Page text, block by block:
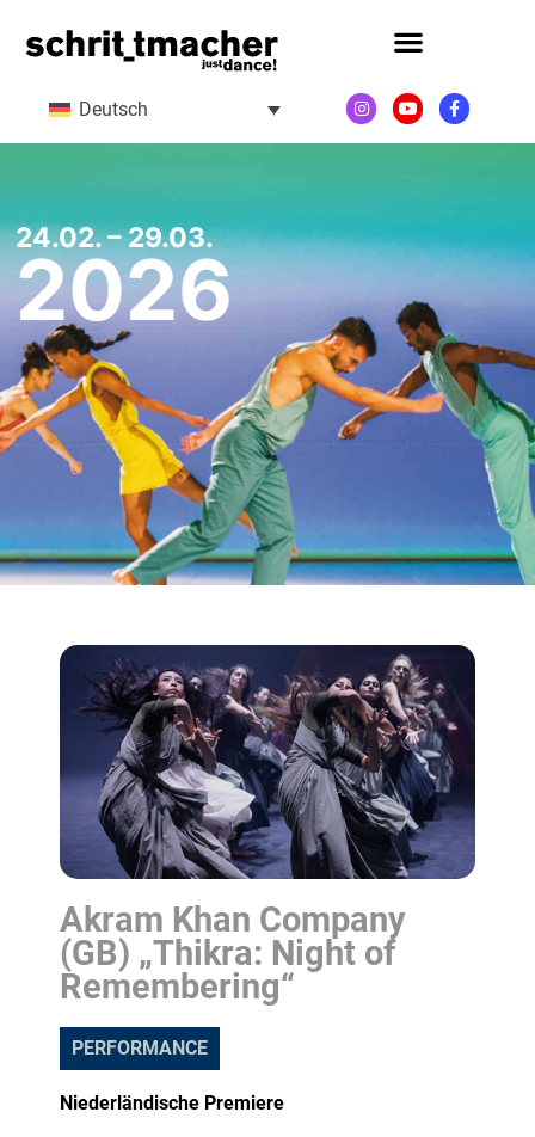
Deutsch
24.02. – 29.03.
2026
Akram Khan Company
(GB) „Thikra: Night of
Remembering“
PERFORMANCE
Niederländische Premiere